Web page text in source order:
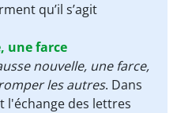
qu’il s’agit
une farce
nouvelle, une farce,
les autres. Dans
l'échange des lettres